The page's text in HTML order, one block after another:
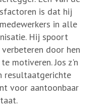
is dat hij
in alle
Hij spoort
door hen
motiveren. Jos z'n
resultaatgerichte
voor aantoonbaar